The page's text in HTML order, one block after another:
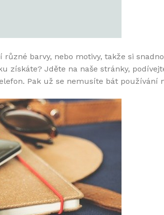
barvy, nebo motivy, takže si
získáte? Jděte na naše stránky,
Pak už se nemusíte bát